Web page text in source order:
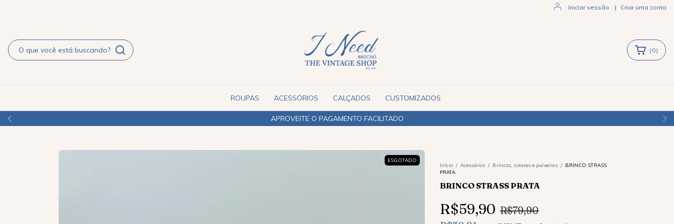
Iniciar sessão | Criar uma conta
ENVIAMOS PARA TODO O BRASIL
( 0)
ROUPAS ACESSÓRIOS CALÇADOS CUSTOMIZADOS
ESGOTADO
Início / Acessórios / Brincos, colares e pulseiras / BRINCO STRASS
PRATA
BRINCO STRASS PRATA
R$59,90 R$79,90